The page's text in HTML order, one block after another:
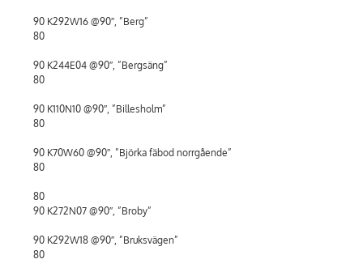
90 K292W16 @90″, ”Berg”
80
90 K244E04 @90″, ”Bergsäng”
80
90 K110N10 @90″, ”Billesholm”
80
90 K70W60 @90″, ”Björka fäbod norrgående”
80
80
90 K272N07 @90″, ”Broby”
90 K292W18 @90″, ”Bruksvägen”
80